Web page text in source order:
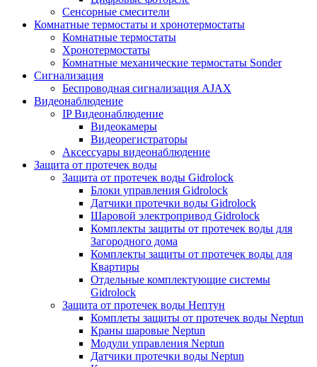
Сенсорные смесители
Комнатные термостаты и хронотермостаты
Комнатные термостаты
Хронотермостаты
Комнатные механические термостаты Sonder
Сигнализация
Беспроводная сигнализация AJAX
Видеонаблюдение
IP Видеонаблюдение
Видеокамеры
Видеорегистраторы
Аксессуары видеонаблюдение
Защита от протечек воды
Защита от протечек воды Gidrolock
Блоки управления Gidrolock
Датчики протечки воды Gidrolock
Шаровой электропривод Gidrolock
Комплекты защиты от протечек воды для
Загородного дома
Комплекты защиты от протечек воды для
Квартиры
Отдельные комплектующие системы
Gidrolock
Защита от протечек воды Нептун
Комплеты защиты от протечек воды Neptun
Краны шаровые Neptun
Модули управления Neptun
Датчики протечки воды Neptun